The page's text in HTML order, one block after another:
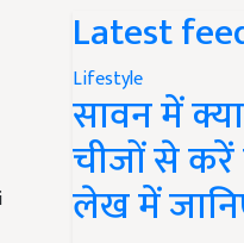
Latest
Lifestyle
सावन में
चीजों से
लेख में